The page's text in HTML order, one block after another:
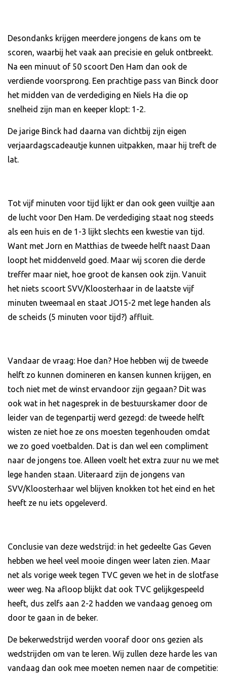
Desondanks krijgen meerdere jongens de kans om te
scoren, waarbij het vaak aan precisie en geluk ontbreekt.
Na een minuut of 50 scoort Den Ham dan ook de
verdiende voorsprong. Een prachtige pass van Binck door
het midden van de verdediging en Niels Ha die op
snelheid zijn man en keeper klopt: 1-2.
De jarige Binck had daarna van dichtbij zijn eigen
verjaardagscadeautje kunnen uitpakken, maar hij treft de
lat.
Tot vijf minuten voor tijd lijkt er dan ook geen vuiltje aan
de lucht voor Den Ham. De verdediging staat nog steeds
als een huis en de 1-3 lijkt slechts een kwestie van tijd.
Want met Jorn en Matthias de tweede helft naast Daan
loopt het middenveld goed. Maar wij scoren die derde
treffer maar niet, hoe groot de kansen ook zijn. Vanuit
het niets scoort SVV/Kloosterhaar in de laatste vijf
minuten tweemaal en staat JO15-2 met lege handen als
de scheids (5 minuten voor tijd?) affluit.
Vandaar de vraag: Hoe dan? Hoe hebben wij de tweede
helft zo kunnen domineren en kansen kunnen krijgen, en
toch niet met de winst ervandoor zijn gegaan? Dit was
ook wat in het nagesprek in de bestuurskamer door de
leider van de tegenpartij werd gezegd: de tweede helft
wisten ze niet hoe ze ons moesten tegenhouden omdat
we zo goed voetbalden. Dat is dan wel een compliment
naar de jongens toe. Alleen voelt het extra zuur nu we met
lege handen staan. Uiteraard zijn de jongens van
SVV/Kloosterhaar wel blijven knokken tot het eind en het
heeft ze nu iets opgeleverd.
Conclusie van deze wedstrijd: in het gedeelte Gas Geven
hebben we heel veel mooie dingen weer laten zien. Maar
net als vorige week tegen TVC geven we het in de slotfase
weer weg. Na afloop blijkt dat ook TVC gelijkgespeeld
heeft, dus zelfs aan 2-2 hadden we vandaag genoeg om
door te gaan in de beker.
De bekerwedstrijd werden vooraf door ons gezien als
wedstrijden om van te leren. Wij zullen deze harde les van
vandaag dan ook mee moeten nemen naar de competitie: